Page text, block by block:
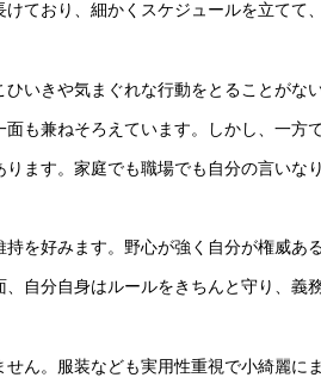
ており、細かくスケジュールを立てて
いきや気まぐれな行動をとることがな
も兼ねそろえています。しかし、一方
ます。家庭でも職場でも自分の言いな
を好みます。野心が強く自分が権威あ
自分自身はルールをきちんと守り、義
ん。服装なども実用性重視で小綺麗に